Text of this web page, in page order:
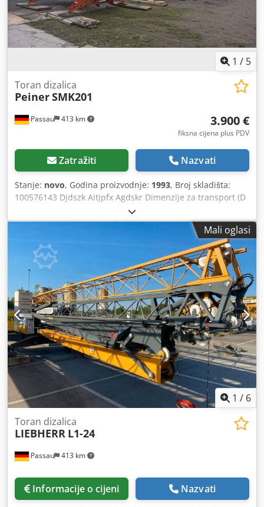
1 / 5
Passau 413 km
Toran dizalica
PeinerSMK201
3.900 €
fiksna cijena plus PDV
Zatražiti Nazvati
Stanje: novo, Godina proizvodnje: 1993, Broj skladišta:
100576143 Djdszk Aitjpfx Agdskr Dimenzije za transport (D
x Š x V): 0 x 0 x 0 ---- Dizalica Peiner SMK201, doseg 22 m,
visina kukice 17 m, maks. nosivost 2000 kg, upravljanje na
daljinu putem radija, spremna za upotrebu, u dobrom
stanju, tehnički pregled važi do studenog 2023.
Mali oglasi
1 / 6
Passau 413 km
Toran dizalica
LIEBHERR L1-24
Informacije o cijeni Nazvati